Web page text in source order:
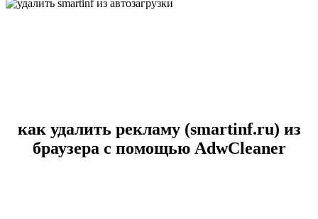
как удалить рекламу (smartinf.ru) из
браузера с помощью AdwCleaner